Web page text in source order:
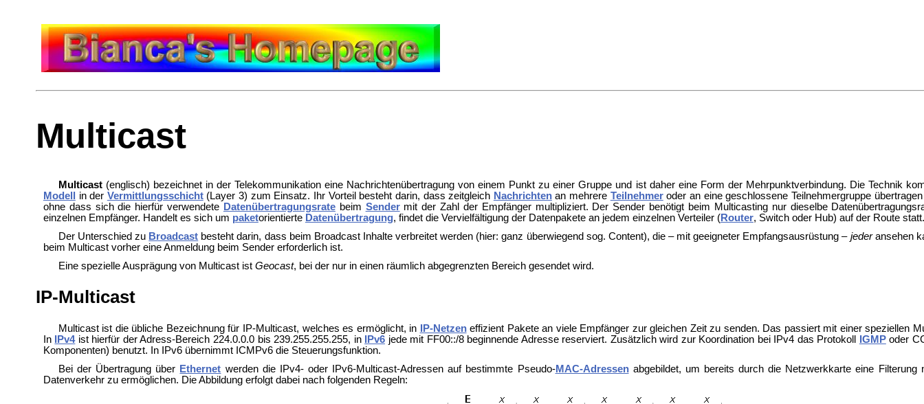
Multicast
Multicast(englisch) bezeichnet in derTelekommunikation eine Nachrichtenübertragung von einem Punkt zu einerGruppe und ist daher eine Form der Mehrpunktverbindung. Die Technik
Modell
in der Vermittlungsschicht(Layer 3) zum Einsatz. Ihr Vorteil besteht darin, dass zeitgleich Nachrichtenan mehrere Teilnehmeroder an eine geschlossene Teilnehmergruppe
ohne dass sich die hierfür verwendete Datenübertragungsratebeim Sendermit der Zahl der Empfänger multipliziert. Der Sender benötigt beim Multicasting nur dieselbe
einzelnen Empfänger. Handelt es sich um paketorientierte Datenübertragung, findet die Vervielfältigung der Datenpakete an jedem einzelnen Verteiler (Router, Switch oder Hub) auf der Route statt.
Der Unterschied zu Broadcast besteht darin, dass beim Broadcast Inhalte verbreitet werden (hier: ganz überwiegend sog. Content), die – mit geeigneter Empfangsausrüstung – jederansehen
beim Multicast vorher eineAnmeldung beim Sender erforderlich ist.
Eine spezielle Ausprägung von Multicast ist Geocast, bei der nur in einen räumlich abgegrenzten Bereich gesendet wird.
IP-Multicast
Multicast ist die übliche Bezeichnung für IP-Multicast, welches es ermöglicht, in IP-Netzeneffizient Pakete an viele Empfänger zur gleichen Zeit zu senden. Das passiert mit einer speziellen
In
IPv4ist hierfür der Adress-Bereich 224.0.0.0 bis 239.255.255.255, in IPv6 jede mit FF00::/8 beginnende Adresse reserviert. Zusätzlich wird zur Koordination bei IPv4 das Protokoll IGMPoder
Komponenten) benutzt. In IPv6 übernimmt ICMPv6 die Steuerungsfunktion.
Bei der Übertragung über Ethernet werden die IPv4- oder IPv6-Multicast-Adressen auf bestimmte Pseudo-MAC-Adressenabgebildet, um bereits durch die Netzwerkkarte eine Filterung
Datenverkehr zu ermöglichen. Die Abbildung erfolgt dabei nach folgenden Regeln: